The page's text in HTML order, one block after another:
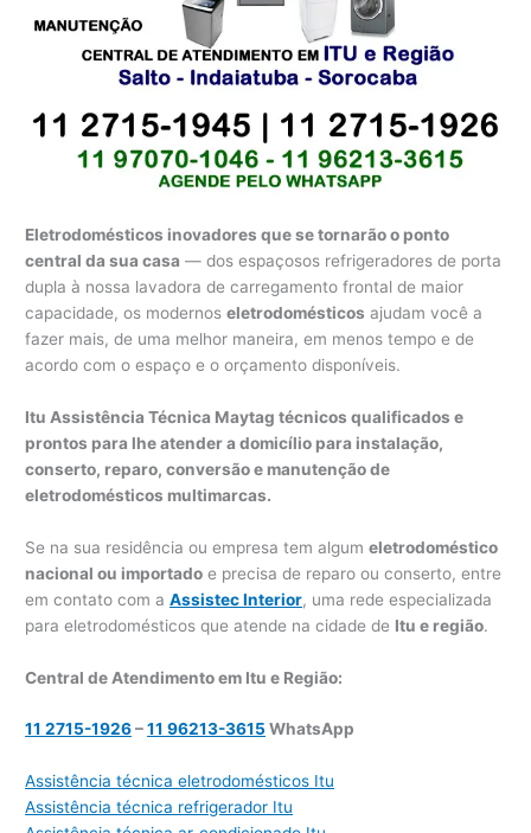
Eletrodomésticos inovadores que se tornarão o ponto
central da sua casa — dos espaçosos refrigeradores de porta
dupla à nossa lavadora de carregamento frontal de maior
capacidade, os modernoseletrodomésticos ajudam você a
fazer mais, de uma melhor maneira, em menos tempo e de
acordo com o espaço e o orçamento disponíveis.
Itu Assistência Técnica Maytag técnicos qualificados e
prontos para lhe atender a domicílio para instalação,
conserto, reparo, conversão e manutenção de
eletrodomésticos multimarcas.
Se na sua residência ou empresa tem algumeletrodoméstico
nacional ou importado e precisa de reparo ou conserto, entre
em contato com aAssistec Interior, uma rede especializada
para eletrodomésticos que atende na cidade de Itu e região.
Central de Atendimento em Itu e Região:
11 2715-1926–11 96213-3615 WhatsApp
Assistência técnica eletrodomésticos Itu
Assistência técnica refrigerador Itu